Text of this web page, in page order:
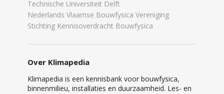
Technische Universiteit Delft
Nederlands Vlaamse Bouwfysica Vereniging
Stichting Kennisoverdracht Bouwfysica
Over Klimapedia
Klimapedia is een kennisbank voor bouwfysica,
binnenmilieu, installaties en duurzaamheid. Les- en